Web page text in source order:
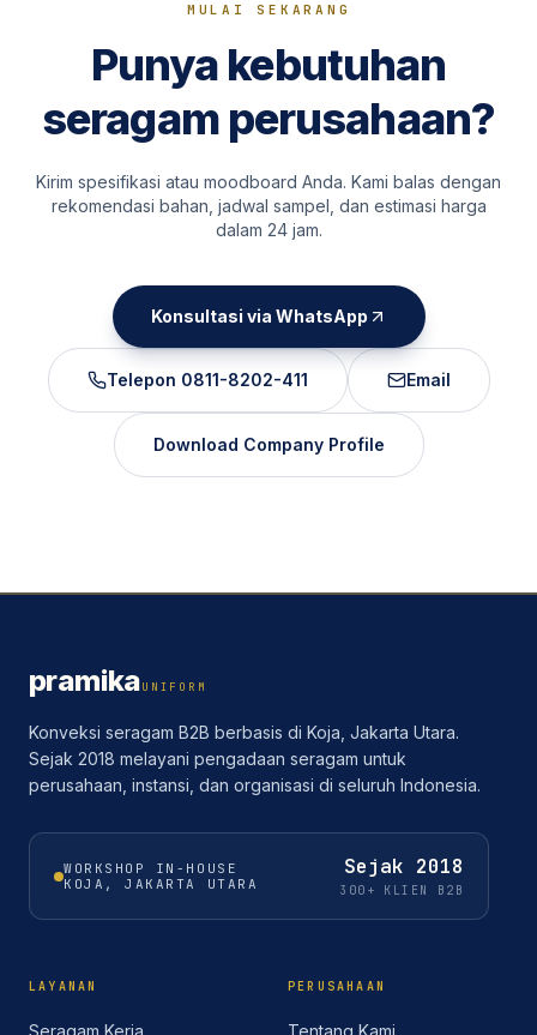
MULAI SEKARANG
Punya kebutuhan
seragam perusahaan?
Kirim spesifikasi atau moodboard Anda. Kami balas dengan
rekomendasi bahan, jadwal sampel, dan estimasi harga
dalam 24 jam.
Konsultasi via WhatsApp
Telepon 0811-8202-411 Email
Download Company Profile
pramikaUNIFORM
Konveksi seragam B2B berbasis di Koja, Jakarta Utara.
Sejak 2018 melayani pengadaan seragam untuk
perusahaan, instansi, dan organisasi di seluruh Indonesia.
WORKSHOP IN-HOUSE
KOJA, JAKARTA UTARA
Sejak 2018
300+ KLIEN B2B
LAYANAN
Seragam Kerja
PERUSAHAAN
Tentang Kami